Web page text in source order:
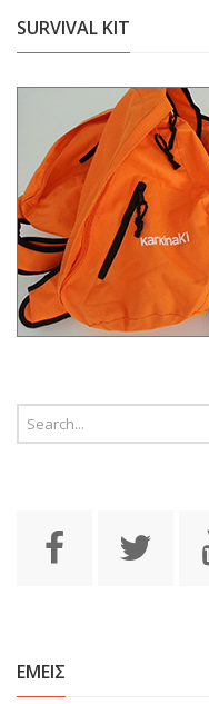
SURVIVAL KIT
ΕΜΕΙΣ